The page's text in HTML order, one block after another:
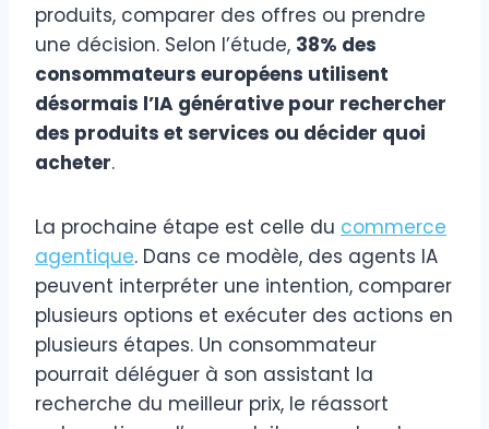
produits, comparer des offres ou prendre
une décision. Selon l’étude, 38% des
consommateurs européens utilisent
désormais l’IA générative pour rechercher
des produits et services ou décider quoi
acheter.
La prochaine étape est celle du commerce
agentique. Dans ce modèle, des agents IA
peuvent interpréter une intention, comparer
plusieurs options et exécuter des actions en
plusieurs étapes. Un consommateur
pourrait déléguer à son assistant la
recherche du meilleur prix, le réassort